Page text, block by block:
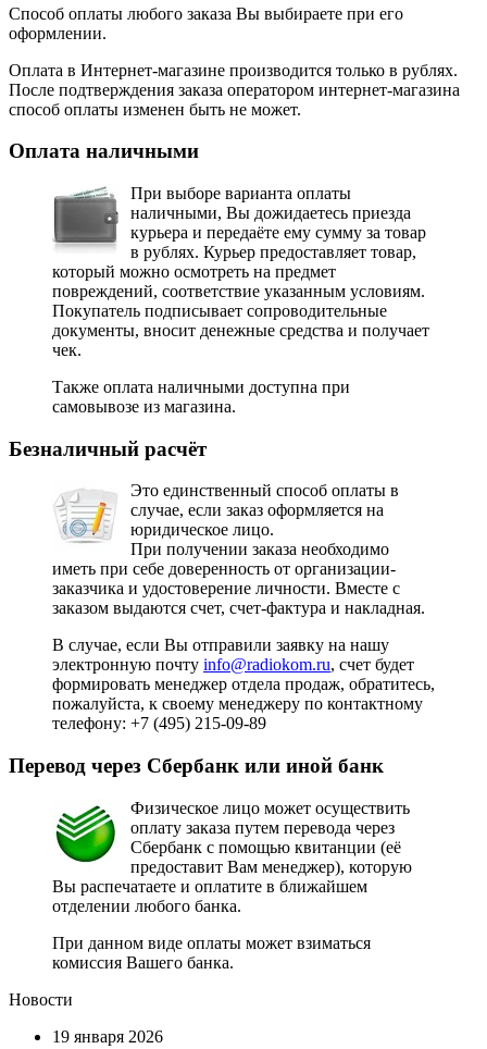
Способ оплаты любого заказа Вы выбираете при его
оформлении.
Оплата в Интернет-магазине производится только в рублях.
После подтверждения заказа оператором интернет-магазина
способ оплаты изменен быть не может.
Оплата наличными
При выборе варианта оплаты
наличными, Вы дожидаетесь приезда
курьера и передаёте ему сумму за товар
в рублях. Курьер предоставляет товар,
который можно осмотреть на предмет
повреждений, соответствие указанным условиям.
Покупатель подписывает сопроводительные
документы, вносит денежные средства и получает
чек.
Также оплата наличными доступна при
самовывозе из магазина.
Безналичный расчёт
Это единственный способ оплаты в
случае, если заказ оформляется на
юридическое лицо.
При получении заказа необходимо
иметь при себе доверенность от организации-
заказчика и удостоверение личности. Вместе с
заказом выдаются счет, счет-фактура и накладная.
В случае, если Вы отправили заявку на нашу
электронную почту info@radiokom.ru, счет будет
формировать менеджер отдела продаж, обратитесь,
пожалуйста, к своему менеджеру по контактному
телефону: +7 (495) 215-09-89
Перевод через Сбербанк или иной банк
Физическое лицо может осуществить
оплату заказа путем перевода через
Сбербанк с помощью квитанции (её
предоставит Вам менеджер), которую
Вы распечатаете и оплатите в ближайшем
отделении любого банка.
При данном виде оплаты может взиматься
комиссия Вашего банка.
Новости
19 января 2026